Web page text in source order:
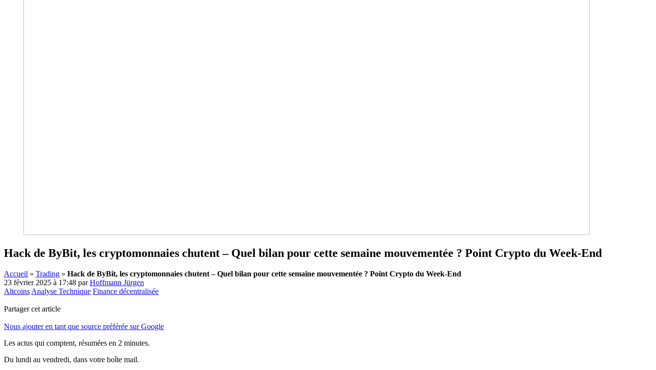
Hack de ByBit, les cryptomonnaies chutent – Quel bilan pour cette semaine mouvementée ? Point Crypto du Week-End
Accueil » Trading » Hack de ByBit, les cryptomonnaies chutent – Quel bilan pour cette semaine mouvementée ? Point Crypto du Week-End
23 février 2025 à 17:48 parHoffmann Jürgen
Altcoins Analyse Technique Finance décentralisée
Partager cet article
Nous ajouter en tant que source préférée sur Google
Les actus qui comptent, résumées en 2 minutes.
Du lundi au vendredi, dans votre boîte mail.